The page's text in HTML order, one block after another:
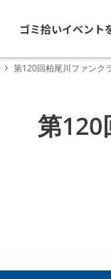
ゴミ拾いイベント
第120回柏尾川ファンク
第120